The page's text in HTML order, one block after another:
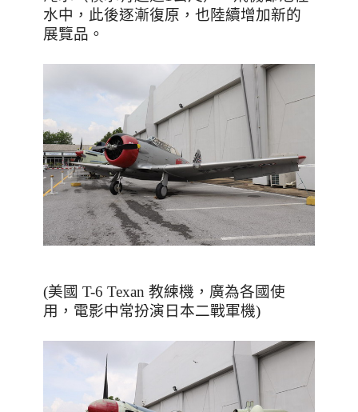
水中，此後逐漸復原，也陸續增加新的
展覽品 。
(美國 T-6 Texan 教練機，廣為各國使
用，電影中常扮演日本二戰軍機)